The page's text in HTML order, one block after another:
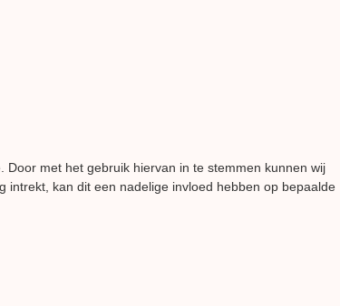
met het gebruik hiervan in te stemmen kunnen wij
intrekt, kan dit een nadelige invloed hebben op bepaalde